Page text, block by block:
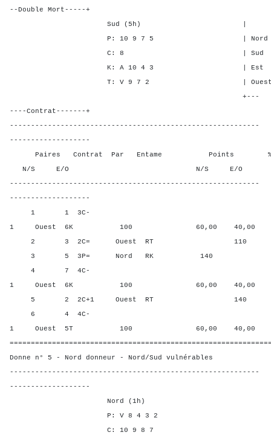
--Double Mort-----+
Sud (5h) | SA P C
P: 10 9 7 5 | Nord - 3
C: 8 | Sud - 3 -
K: A 10 4 3 | Est - -
T: V 9 7 2 | Ouest - -
+---
----Contrat-------+
-----------------------------------------------------------
-------------------
Paires Contrat Par Entame Points %
N/S E/O N/S E/O N/
-----------------------------------------------------------
-------------------
1 1 3C-
1 Ouest 6K 100 60,00 40,00
2 3 2C= Ouest RT 110
3 5 3P= Nord RK 140
4 7 4C-
1 Ouest 6K 100 60,00 40,00
5 2 2C+1 Ouest RT 140
6 4 4C-
1 Ouest 5T 100 60,00 40,00
Donne n° 5 - Nord donneur - Nord/Sud vulnérables
-----------------------------------------------------------
-------------------
Nord (1h)
P: V 8 4 3 2
C: 10 9 8 7